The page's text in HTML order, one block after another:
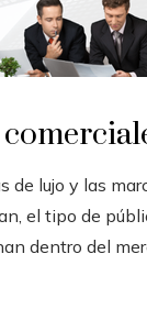
lujo y las
el tipo de
dentro del